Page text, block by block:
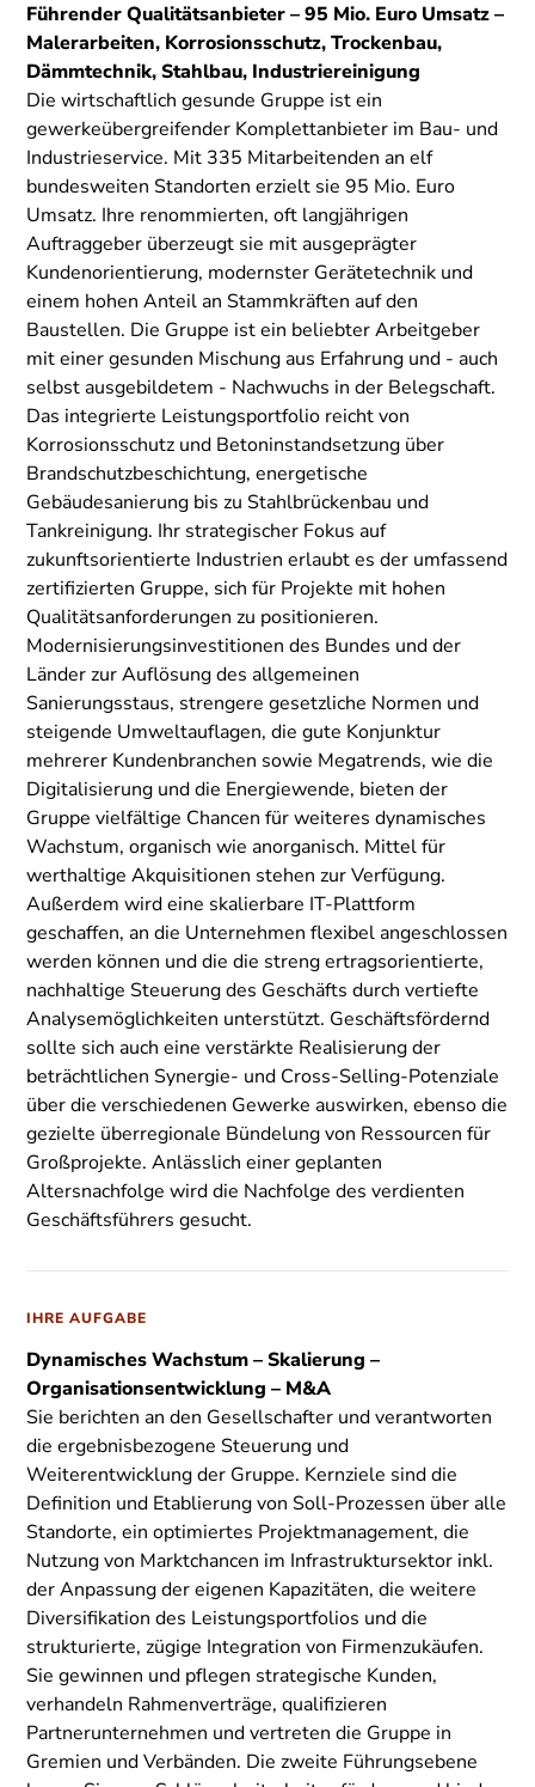
Führender Qualitätsanbieter – 95 Mio. Euro Umsatz –
Malerarbeiten, Korrosionsschutz, Trockenbau,
Dämmtechnik, Stahlbau, Industriereinigung
Die wirtschaftlich gesunde Gruppe ist ein
gewerkeübergreifender Komplettanbieter im Bau- und
Industrieservice. Mit 335 Mitarbeitenden an elf
bundesweiten Standorten erzielt sie 95 Mio. Euro
Umsatz. Ihre renommierten, oft langjährigen
Auftraggeber überzeugt sie mit ausgeprägter
Kundenorientierung, modernster Gerätetechnik und
einem hohen Anteil an Stammkräften auf den
Baustellen. Die Gruppe ist ein beliebter Arbeitgeber
mit einer gesunden Mischung aus Erfahrung und - auch
selbst ausgebildetem - Nachwuchs in der Belegschaft.
Das integrierte Leistungsportfolio reicht von
Korrosionsschutz und Betoninstandsetzung über
Brandschutzbeschichtung, energetische
Gebäudesanierung bis zu Stahlbrückenbau und
Tankreinigung. Ihr strategischer Fokus auf
zukunftsorientierte Industrien erlaubt es der umfassend
zertifizierten Gruppe, sich für Projekte mit hohen
Qualitätsanforderungen zu positionieren.
Modernisierungsinvestitionen des Bundes und der
Länder zur Auflösung des allgemeinen
Sanierungsstaus, strengere gesetzliche Normen und
steigende Umweltauflagen, die gute Konjunktur
mehrerer Kundenbranchen sowie Megatrends, wie die
Digitalisierung und die Energiewende, bieten der
Gruppe vielfältige Chancen für weiteres dynamisches
Wachstum, organisch wie anorganisch. Mittel für
werthaltige Akquisitionen stehen zur Verfügung.
Außerdem wird eine skalierbare IT-Plattform
geschaffen, an die Unternehmen flexibel angeschlossen
werden können und die die streng ertragsorientierte,
nachhaltige Steuerung des Geschäfts durch vertiefte
Analysemöglichkeiten unterstützt. Geschäftsfördernd
sollte sich auch eine verstärkte Realisierung der
beträchtlichen Synergie- und Cross-Selling-Potenziale
über die verschiedenen Gewerke auswirken, ebenso die
gezielte überregionale Bündelung von Ressourcen für
Großprojekte. Anlässlich einer geplanten
Altersnachfolge wird die Nachfolge des verdienten
Geschäftsführers gesucht.
IHRE AUFGABE
Dynamisches Wachstum – Skalierung –
Organisationsentwicklung – M&A
Sie berichten an den Gesellschafter und verantworten
die ergebnisbezogene Steuerung und
Weiterentwicklung der Gruppe. Kernziele sind die
Definition und Etablierung von Soll-Prozessen über alle
Standorte, ein optimiertes Projektmanagement, die
Nutzung von Marktchancen im Infrastruktursektor inkl.
der Anpassung der eigenen Kapazitäten, die weitere
Diversifikation des Leistungsportfolios und die
strukturierte, zügige Integration von Firmenzukäufen.
Sie gewinnen und pflegen strategische Kunden,
verhandeln Rahmenverträge, qualifizieren
Partnerunternehmen und vertreten die Gruppe in
Gremien und Verbänden. Die zweite Führungsebene